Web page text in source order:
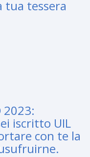
tua tessera
2023:
iscritto UIL
con te la